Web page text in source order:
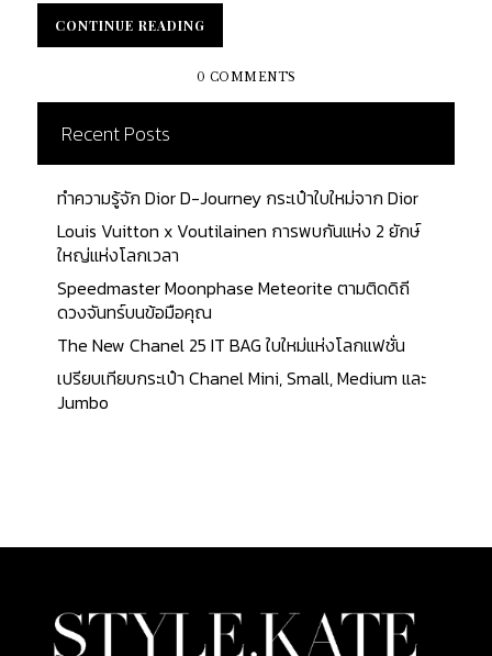
แฟชั่นสตรีทแวร์อย่าง TEAM WANG Design ซึ่งเพิ่ง
ทำการเปิดตัวคอลเล็กชั่นใหม่เมื่อไม่นานมานี้
KATEXOXO จะพาทุกคนไปทำความรู้จักกับ Jackson
Wang และแบรนด์แฟชั่นของเขากันให้มากขึ้น...
CONTINUE READING
CONTINUE READING
0 COMMENTS
Recent Posts
ทำความรู้จัก Dior D-Journey กระเป๋าใบใหม่จาก Dior
Louis Vuitton x Voutilainen การพบกันแห่ง 2 ยักษ์
ใหญ่แห่งโลกเวลา
Speedmaster Moonphase Meteorite ตามติดดิถี
ดวงจันทร์บนข้อมือคุณ
The New Chanel 25 IT BAG ใบใหม่แห่งโลกแฟชั่น
เปรียบเทียบกระเป๋า Chanel Mini, Small, Medium และ
Jumbo